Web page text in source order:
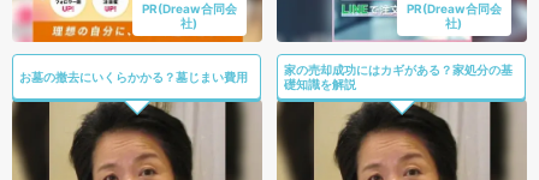
PR(Dreaw合同会
社)
PR(Dreaw合同会
社)
お墓の撤去にいくらかかる？墓じまい費用
家の売却成功にはカギがある？家処分の基
礎知識を解説